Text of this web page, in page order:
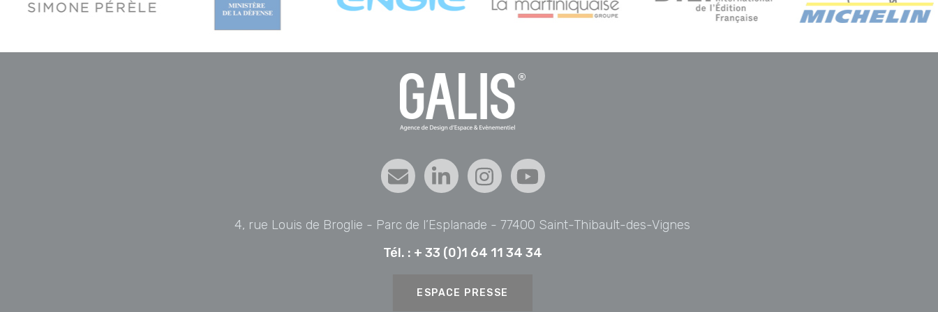
4, rue Louis de Broglie - Parc de l’Esplanade - 77400 Saint-Thibault-des-Vignes
Tél. : + 33 (0)1 64 11 34 34
ESPACE PRESSE